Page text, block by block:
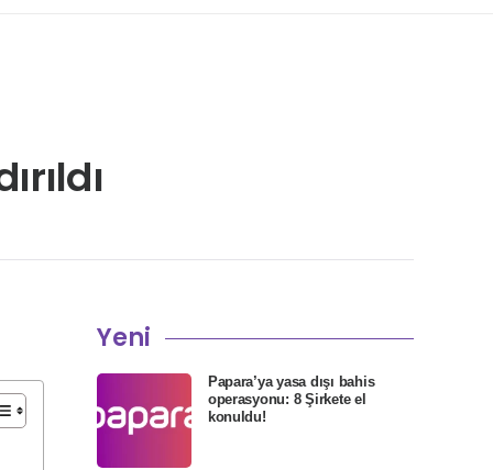
Yeni
Papara’ya yasa dışı bahis
operasyonu: 8 Şirkete el
konuldu!